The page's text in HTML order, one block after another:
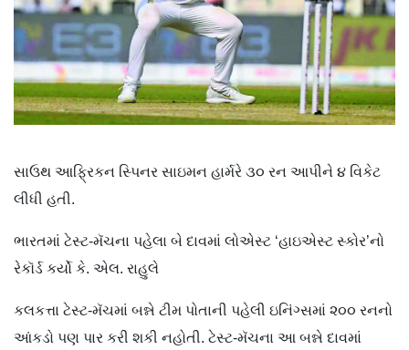
સાઉથ આફ્રિકન સ્પિનર સાઇમન હાર્મરે ૩૦ રન આપીને ૪ વિકેટ
લીધી હતી.
ભારતમાં ટેસ્ટ-મૅચના પહેલા બે દાવમાં લોએસ્ટ ‘હાઇએસ્ટ સ્કોર’નો
રેકૉર્ડ કર્યો કે. એલ. રાહુલે
કલકત્તા ટેસ્ટ-મૅચમાં બન્ને ટીમ પોતાની પહેલી ઇનિંગ્સમાં ૨૦૦ રનનો
આંકડો પણ પાર કરી શકી નહોતી. ટેસ્ટ-મૅચના આ બન્ને દાવમાં